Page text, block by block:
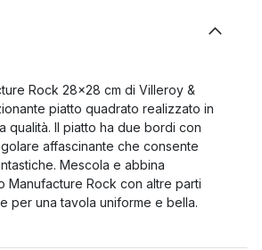
Rock 28x28 cm di Villeroy &
piatto quadrato realizzato in
qualità. Il piatto ha due bordi con
affascinante che consente
Mescola e abbina
Manufacture Rock con altre parti
per una tavola uniforme e bella.